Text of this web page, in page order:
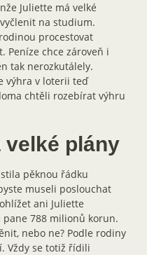
Juliette má velké
na studium.
procestovat
Peníze chce zároveň i
tak nerozkutálely.
výhra v loterii teď
chtěli rozebírat výhru
velké plány
pěknou řádku
museli poslouchat
ani Juliette
pane 788 milionů korun.
nebo ne? Podle rodiny
Vždy se totiž řídili